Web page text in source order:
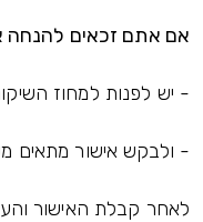
אם אתם זכאים להנחה
- יש לפנות למחוז
- ולבקש אישור מתאים
לאחר קבלת האישור